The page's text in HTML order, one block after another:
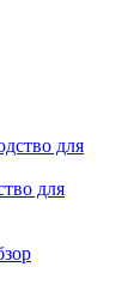
для